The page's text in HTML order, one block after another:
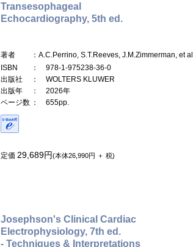
Transesophageal
Echocardiography, 5th ed.
著者
：A.C.Perrino, S.T.Reeves, J.M.Zimmerman, et al.
ISBN
： 978-1-975238-36-0
出版社
： WOLTERS KLUWER
出版年
： 2026年
ページ数 ： 655pp.
定価 29,689円(本体26,990円 ＋ 税)
Josephson's Clinical Cardiac
Electrophysiology, 7th ed.
- Techniques & Interpretations